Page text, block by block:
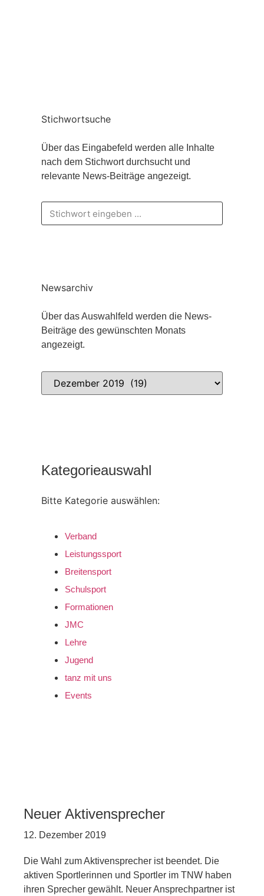
Stichwortsuche
Über das Eingabefeld werden alle Inhalte
nach dem Stichwort durchsucht und
relevante News-Beiträge angezeigt.
Newsarchiv
Über das Auswahlfeld werden die News-
Beiträge des gewünschten Monats
angezeigt.
Kategorieauswahl
Bitte Kategorie auswählen:
Verband
Leistungssport
Breitensport
Schulsport
Formationen
JMC
Lehre
Jugend
tanz mit uns
Events
Neuer Aktivensprecher
12. Dezember 2019
Die Wahl zum Aktivensprecher ist beendet. Die
aktiven Sportlerinnen und Sportler im TNW haben
ihren Sprecher gewählt. Neuer Ansprechpartner ist